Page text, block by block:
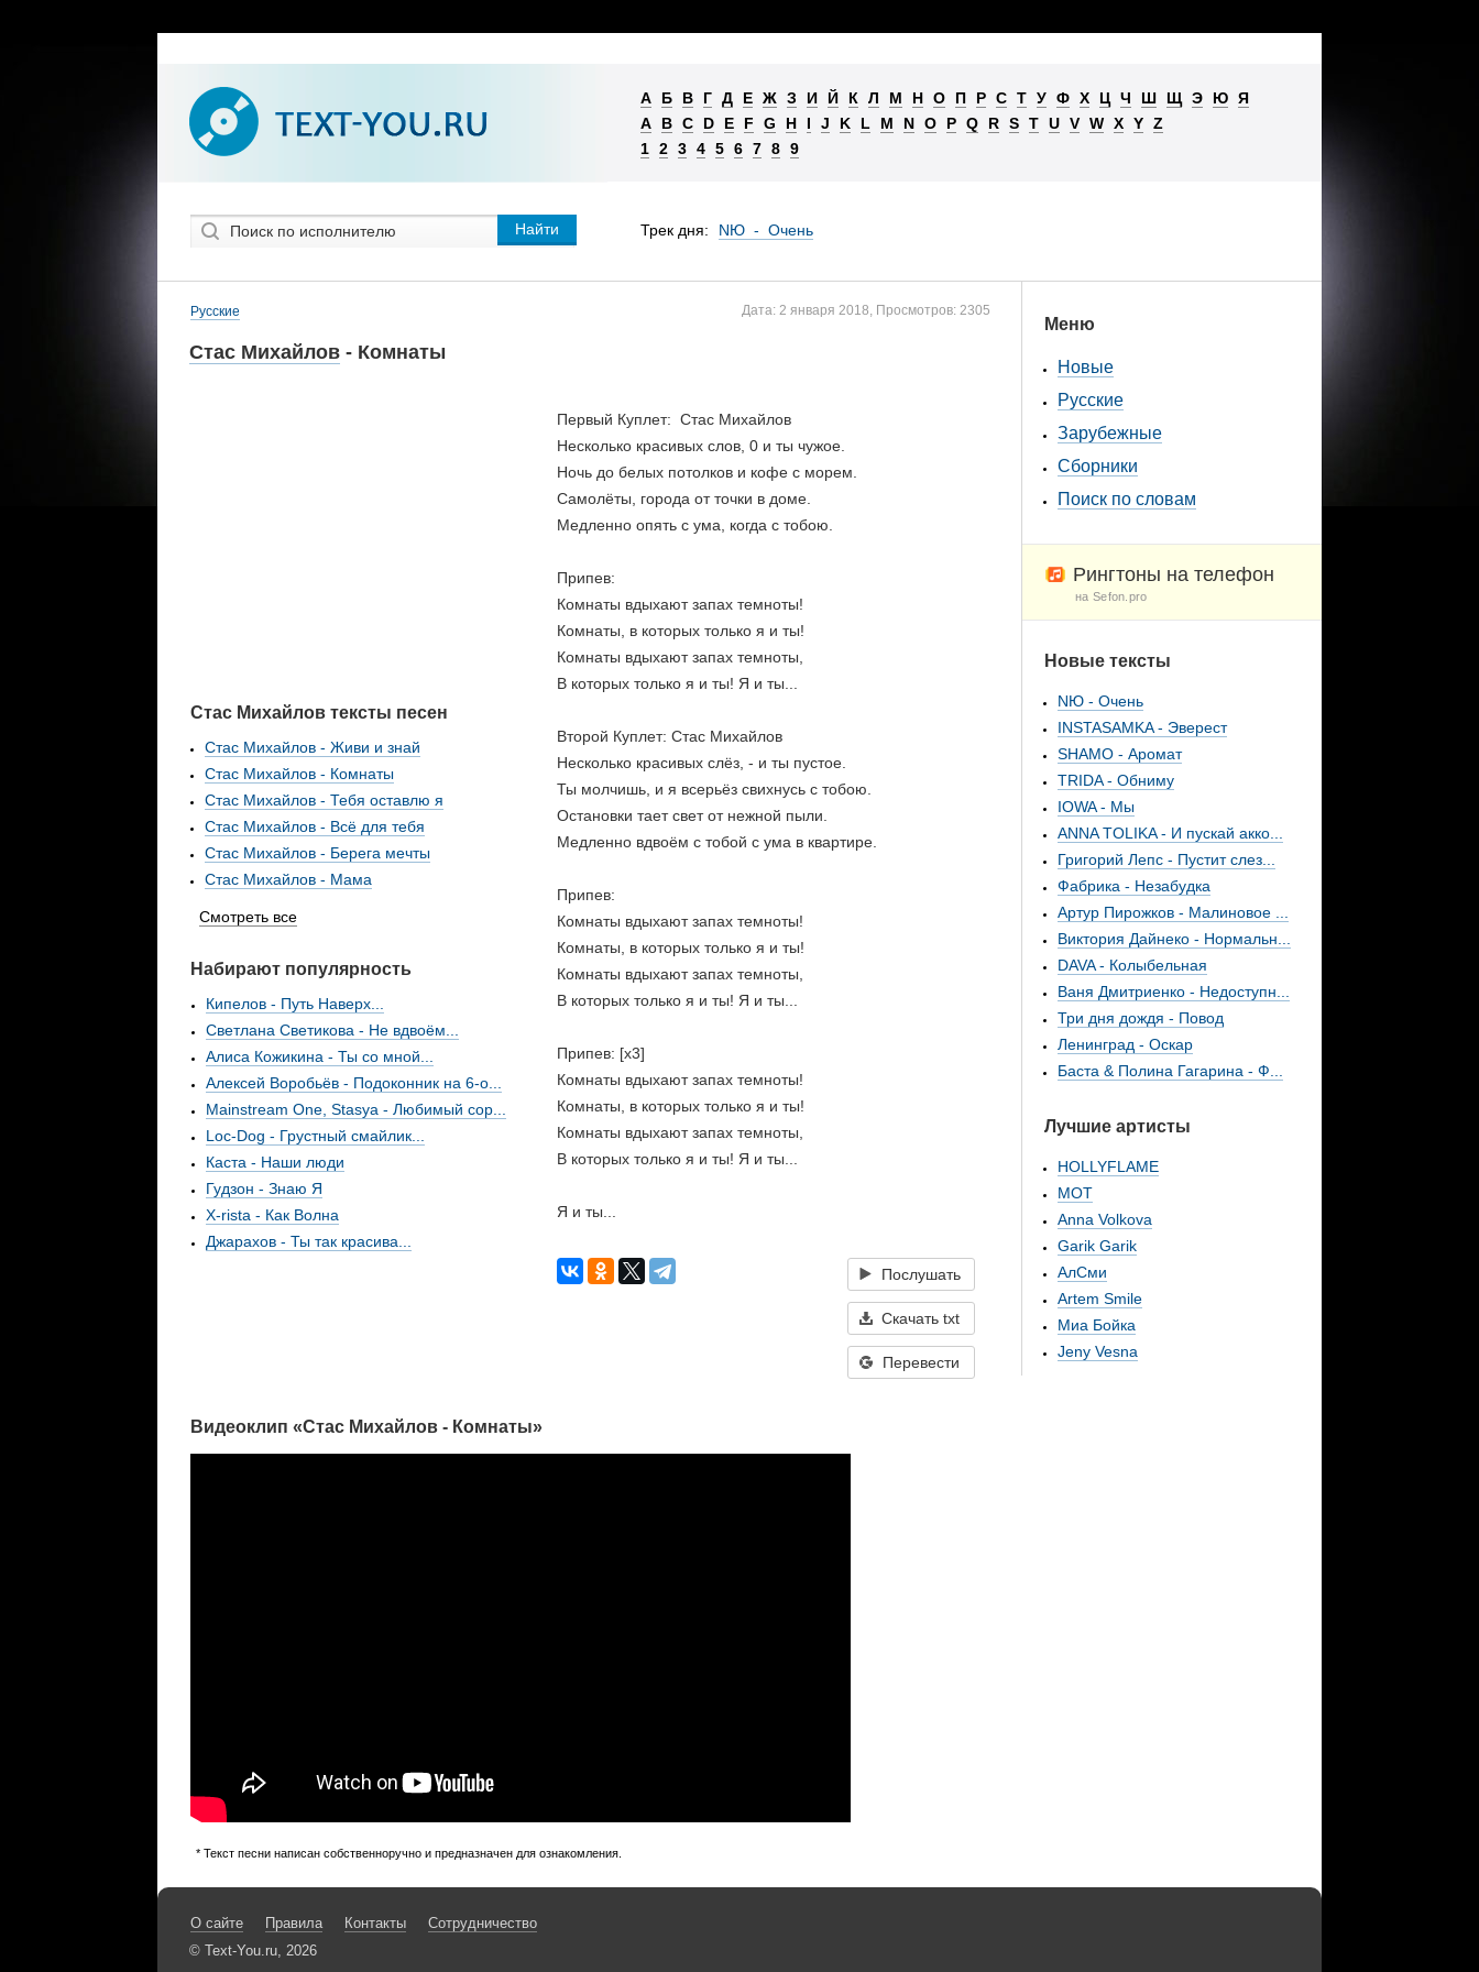
А Б В Г Д Е Ж З И Й К Л М Н О П Р С Т У Ф Х Ц Ч Ш Щ Э Ю Я
A
B C D E F G H I J K L M N O P Q R S T U V W X Y Z
1 2 3 4 5 6 7 8 9
Трек дня: NЮ - Очень
Русские Дата: 2 января 2018, Просмотров: 2305
Стас Михайлов - Комнаты
Первый Куплет:  Стас Михайлов
Несколько красивых слов, 0 и ты чужое.
Ночь до белых потолков и кофе с морем.
Самолёты, города от точки в доме.
Медленно опять с ума, когда с тобою.
Припев:
Комнаты вдыхают запах темноты!
Комнаты, в которых только я и ты!
Комнаты вдыхают запах темноты,
В которых только я и ты! Я и ты...
Второй Куплет: Стас Михайлов
Несколько красивых слёз, - и ты пустое.
Ты молчишь, и я всерьёз свихнусь с тобою.
Остановки тает свет от нежной пыли.
Медленно вдвоём с тобой с ума в квартире.
Припев:
Комнаты вдыхают запах темноты!
Комнаты, в которых только я и ты!
Комнаты вдыхают запах темноты,
В которых только я и ты! Я и ты...
Припев: [x3]
Комнаты вдыхают запах темноты!
Комнаты, в которых только я и ты!
Комнаты вдыхают запах темноты,
В которых только я и ты! Я и ты...
Я и ты...
Послушать
Скачать txt
Перевести
Стас Михайлов тексты песен
Стас Михайлов - Живи и знай
Стас Михайлов - Комнаты
Стас Михайлов - Тебя оставлю я
Стас Михайлов - Всё для тебя
Стас Михайлов - Берега мечты
Стас Михайлов - Мама
Смотреть все
Набирают популярность
Кипелов - Путь Наверх...
Светлана Светикова - Не вдвоём...
Алиса Кожикина - Ты со мной...
Алексей Воробьёв - Подоконник на 6-о...
Mainstream One, Stasya - Любимый сор...
Loc-Dog - Грустный смайлик...
Каста - Наши люди
Гудзон - Знаю Я
X-rista - Как Волна
Джарахов - Ты так красива...
Видеоклип «Стас Михайлов - Комнаты»
* Текст песни написан собственноручно и предназначен для ознакомления.
Меню
Новые
Русские
Зарубежные
Сборники
Поиск по словам
Рингтоны на телефон
на Sefon.pro
Новые тексты
NЮ - Очень
INSTASAMKA - Эверест
SHAMO - Аромат
TRIDA - Обниму
IOWA - Мы
ANNA TOLIKA - И пускай акко...
Григорий Лепс - Пустит слез...
Фабрика - Незабудка
Артур Пирожков - Малиновое ...
Виктория Дайнеко - Нормальн...
DAVA - Колыбельная
Ваня Дмитриенко - Недоступн...
Три дня дождя - Повод
Ленинград - Оскар
Баста & Полина Гагарина - Ф...
Лучшие артисты
HOLLYFLAME
МОТ
Anna Volkova
Garik Garik
АлСми
Artem Smile
Миа Бойка
Jeny Vesna
О сайте Правила Контакты
Сотрудничество
© Text-You.ru, 2026